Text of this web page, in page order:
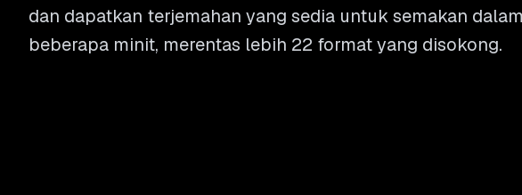
dan dapatkan terjemahan yang sedia untuk semakan dalam
beberapa minit, merentas lebih 22 format yang disokong.